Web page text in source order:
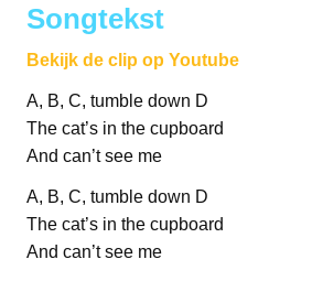
Songtekst
Bekijk de clip op Youtube
A, B, C, tumble down D
The cat’s in the cupboard
And can’t see me
A, B, C, tumble down D
The cat’s in the cupboard
And can’t see me